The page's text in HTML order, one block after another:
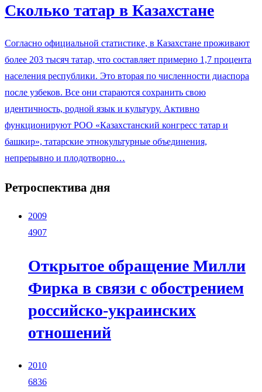
Сколько татар в Казахстане
Согласно официальной статистике, в Казахстане проживают
более 203 тысяч татар, что составляет примерно 1,7 процента
населения республики. Это вторая по численности диаспора
после узбеков. Все они стараются сохранить свою
идентичность, родной язык и культуру. Активно
функционируют РОО «Казахстанский конгресс татар и
башкир», татарские этнокультурные объединения,
непрерывно и плодотворно…
Ретроспектива дня
2009
4907
Открытое обращение Милли
Фирка в связи с обострением
российско-украинских
отношений
2010
6836